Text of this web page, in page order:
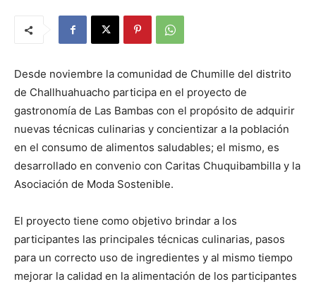
Desde noviembre la comunidad de Chumille del distrito
de Challhuahuacho participa en el proyecto de
gastronomía de Las Bambas con el propósito de adquirir
nuevas técnicas culinarias y concientizar a la población
en el consumo de alimentos saludables; el mismo, es
desarrollado en convenio con Caritas Chuquibambilla y la
Asociación de Moda Sostenible.
El proyecto tiene como objetivo brindar a los
participantes las principales técnicas culinarias, pasos
para un correcto uso de ingredientes y al mismo tiempo
mejorar la calidad en la alimentación de los participantes